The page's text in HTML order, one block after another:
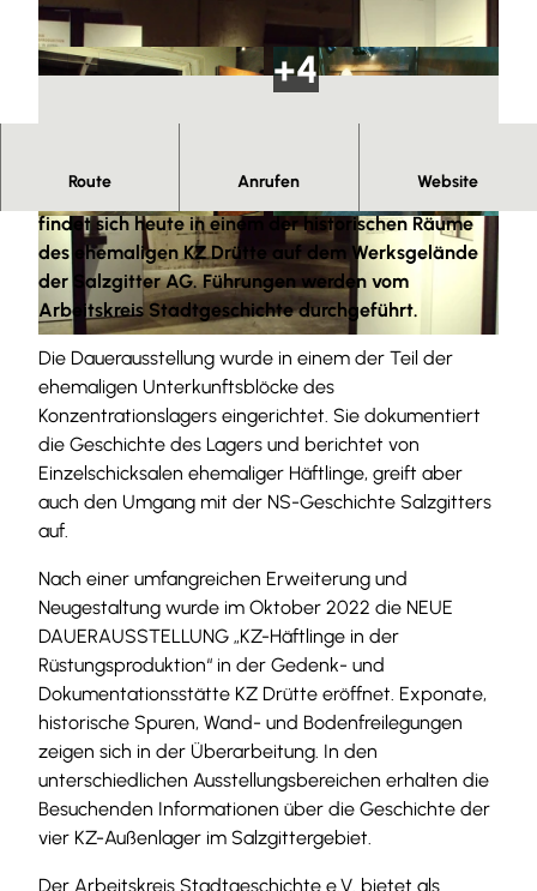
© Tourist-Information Salzgitter |CC-BY
© Arbeitskreis Stadtgeschichte e.V. |
CC-BY-ND
Route Anrufen Website
Die Gedenk- und Dokumentationsstätte KZ Drütte
findet sich heute in einem der historischen Räume
des ehemaligen KZ Drütte auf dem Werksgelände
der Salzgitter AG. Führungen werden vom
Arbeitskreis Stadtgeschichte durchgeführt.
Die Dauerausstellung wurde in einem der Teil der
ehemaligen Unterkunftsblöcke des
Konzentrationslagers eingerichtet. Sie dokumentiert
die Geschichte des Lagers und berichtet von
Einzelschicksalen ehemaliger Häftlinge, greift aber
auch den Umgang mit der NS-Geschichte Salzgitters
auf.
Nach einer umfangreichen Erweiterung und
Neugestaltung wurde im Oktober 2022 die NEUE
DAUERAUSSTELLUNG „KZ-Häftlinge in der
Rüstungsproduktion“ in der Gedenk- und
Dokumentationsstätte KZ Drütte eröffnet. Exponate,
historische Spuren, Wand- und Bodenfreilegungen
zeigen sich in der Überarbeitung. In den
unterschiedlichen Ausstellungsbereichen erhalten die
Besuchenden Informationen über die Geschichte der
vier KZ-Außenlager im Salzgittergebiet.
Der Arbeitskreis Stadtgeschichte e.V. bietet als